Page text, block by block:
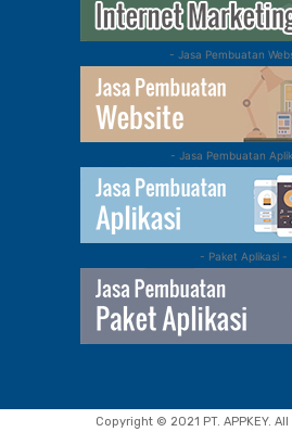
- Jasa Pembuatan
- Jasa Pembuatan
- Paket Aplikasi -
Copyright © 2021 PT. APPKEY.